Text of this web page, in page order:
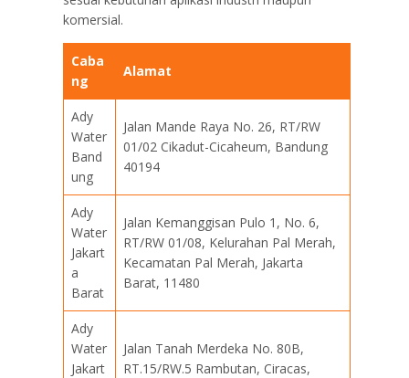
komersial.
Caba
ng
Alamat
Ady
Water
Band
ung
Jalan Mande Raya No. 26, RT/RW
01/02 Cikadut-Cicaheum, Bandung
40194
Ady
Water
Jakart
a
Barat
Jalan Kemanggisan Pulo 1, No. 6,
RT/RW 01/08, Kelurahan Pal Merah,
Kecamatan Pal Merah, Jakarta
Barat, 11480
Ady
Water
Jakart
Jalan Tanah Merdeka No. 80B,
RT.15/RW.5 Rambutan, Ciracas,